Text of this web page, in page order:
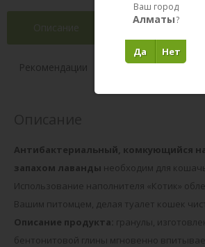
Описание Характеристики
Рекомендации
Наличие в
Антибактериальный, комкующийся
запахом лаванды необходим для
Использование наполнителя «Котик»
Вашим питомцем, делая туалет кошек
Описание продукта: гранулы,
бентонитовой глины мгновенно
Ваш город
Алматы?
Нет
Да